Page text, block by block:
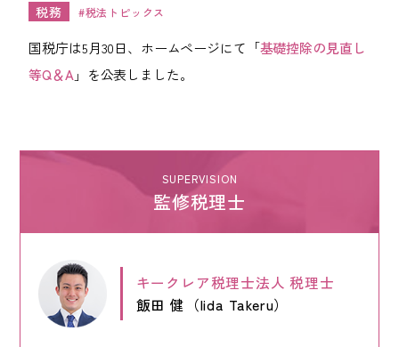
キークレア行政書士法人
建設業者様向け
キークレア社会保険労務士法人
REAL ESTATE CORPORATION
キークレア不動産株式会社
税務 税法トピックス
国税庁は5月30日、ホームページにて「基礎控除の見直し
等Q＆A」を公表しました。
SUPERVISION
監修税理士
キークレア税理士法人税理士
飯田 健（Iida Takeru）